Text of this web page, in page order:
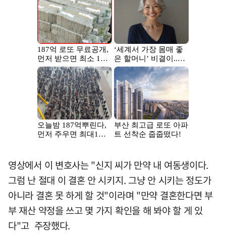
영상에서 이 변호사는 "신지 씨가 만약 내 여동생이다.
그럼 난 절대 이 결혼 안 시키지. 그냥 안 시키는 정도가
아니라 결혼 못 하게 할 것"이라며 "만약 결혼한다면 부
부 재산 약정을 쓰고 몇 가지 확인을 해 봐야 할 게 있
다"고 주장했다.